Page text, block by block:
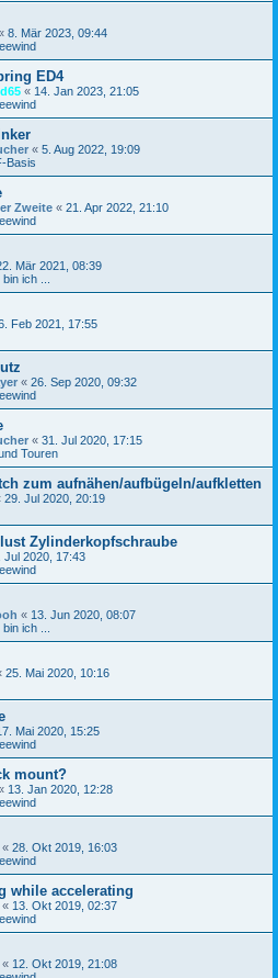
8. Mär 2023, 09:44
ED4
« 14. Jan 2023, 21:05
« 5. Aug 2022, 19:09
Basis
Zweite « 21. Apr 2022, 21:10
Mär 2021, 08:39
ich ...
Feb 2021, 17:55
« 26. Sep 2020, 09:32
« 31. Jul 2020, 17:15
Touren
zum aufnähen/aufbügeln/aufkletten
29. Jul 2020, 20:19
Zylinderkopfschraube
Jul 2020, 17:43
« 13. Jun 2020, 08:07
ich ...
25. Mai 2020, 10:16
Mai 2020, 15:25
mount?
13. Jan 2020, 12:28
« 28. Okt 2019, 16:03
while accelerating
« 13. Okt 2019, 02:37
« 12. Okt 2019, 21:08